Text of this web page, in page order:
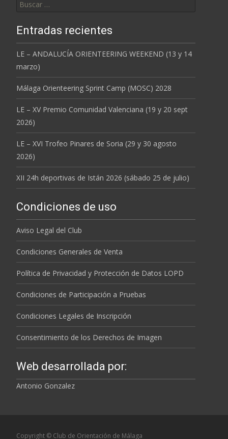
Entradas recientes
LE – ANDALUCÍA ORIENTEERING WEEKEND (13 y 14
marzo)
Málaga Orienteering Sprint Camp (MOSC) 2028
LE – XV Premio Comunidad Valenciana (19 y 20 sept
2026)
LE – XVI Trofeo Pinares de Soria (29 y 30 agosto
2026)
XII 24h deportivas de Istán 2026 (sábado 25 de julio)
Condiciones de uso
Aviso Legal del Club
Condiciones Generales de Venta
Política de Privacidad y Protección de Datos LOPD
Condiciones de Participación a Pruebas
Condiciones Legales de Inscripción
Consentimiento de los Derechos de Imagen
Web desarrollada por:
Antonio Gonzalez
Copyright © Club de Orientación de Málaga